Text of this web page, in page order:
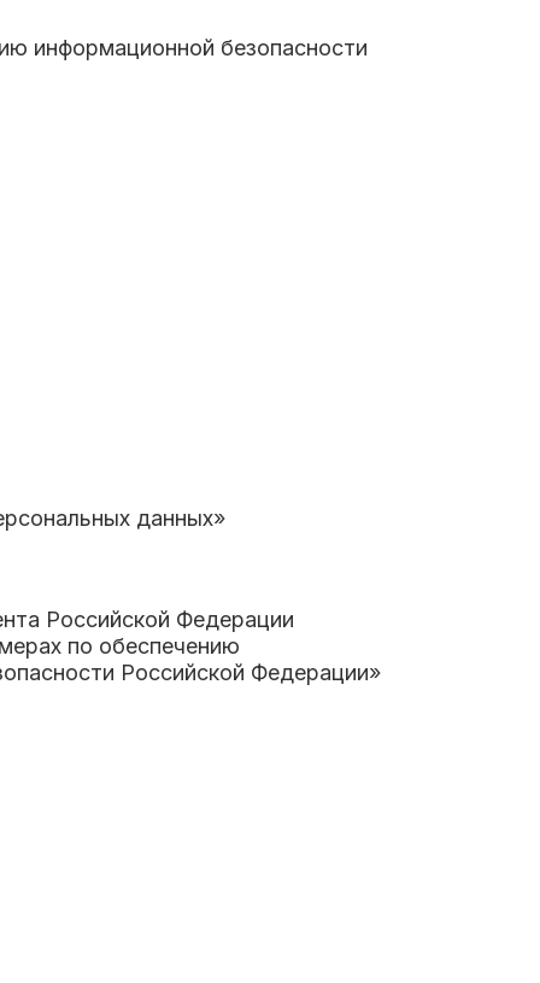
информационной безопасности
данных»
Российской Федерации
по обеспечению
Российской Федерации»